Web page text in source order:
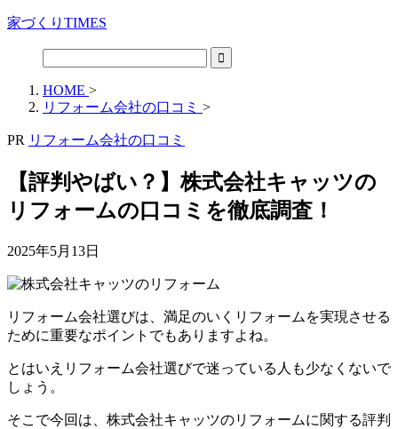
家づくりTIMES
HOME >
リフォーム会社の口コミ >
PR リフォーム会社の口コミ
【評判やばい？】株式会社キャッツの
リフォームの口コミを徹底調査！
2025年5月13日
リフォーム会社選びは、満足のいくリフォームを実現させる
ために重要なポイントでもありますよね。
とはいえリフォーム会社選びで迷っている人も少なくないで
しょう。
そこで今回は、株式会社キャッツのリフォームに関する評判